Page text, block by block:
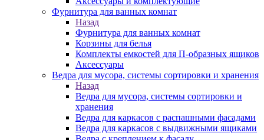
Фурнитура для ванных комнат
Назад
Фурнитура для ванных комнат
Корзины для белья
Комплекты емкостей для П-образных ящиков
Аксессуары
Ведра для мусора, системы сортировки и хранения
Назад
Ведра для мусора, системы сортировки и
хранения
Ведра для каркасов с распашными фасадами
Ведра для каркасов с выдвижными ящиками